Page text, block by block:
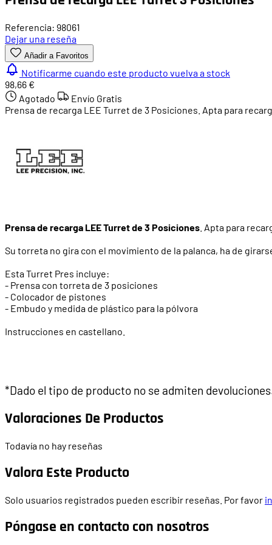
Referencia: 98061
Dejar una reseña
Añadir a Favoritos
Notificarme cuando este producto vuelva a stock
98,66 €
Agotado
Envío Gratis
Prensa de recarga LEE Turret de 3 Posiciones. Apta para
Prensa de recarga LEE Turret de 3 Posiciones . Apta para
Su torreta no gira con el movimiento de la palanca, ha de
Esta Turret Pres incluye:
- Prensa con torreta de 3 posiciones
- Colocador de pistones
- Embudo y medida de plástico para la pólvora
Instrucciones en castellano.
*Dado el tipo de producto no se admiten
Valoraciones De Productos
Todavía no hay reseñas
Valora Este Producto
Solo usuarios registrados pueden escribir reseñas. Por favor
Póngase en contacto con nosotros